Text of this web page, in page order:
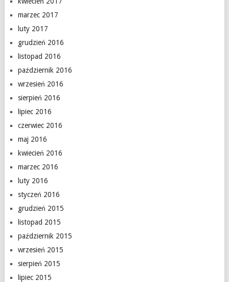
marzec 2017
luty 2017
grudzień 2016
listopad 2016
październik 2016
wrzesień 2016
sierpień 2016
lipiec 2016
czerwiec 2016
maj 2016
kwiecień 2016
marzec 2016
luty 2016
styczeń 2016
grudzień 2015
listopad 2015
październik 2015
wrzesień 2015
sierpień 2015
lipiec 2015